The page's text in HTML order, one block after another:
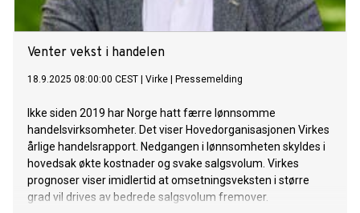
Venter vekst i handelen
18.9.2025 08:00:00 CEST Virke Pressemelding
Ikke siden 2019 har Norge hatt færre lønnsomme
handelsvirksomheter. Det viser Hovedorganisasjonen Virkes
årlige handelsrapport. Nedgangen i lønnsomheten skyldes i
hovedsak økte kostnader og svake salgsvolum. Virkes
prognoser viser imidlertid at omsetningsveksten i større
grad vil drives av bedrede salgsvolum fremover.